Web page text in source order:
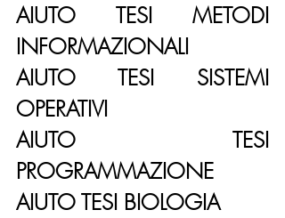
AIUTO TESI METODI
INFORMAZIONALI
AIUTO TESI SISTEMI
OPERATIVI
AIUTO TESI
PROGRAMMAZIONE
AIUTO TESI BIOLOGIA